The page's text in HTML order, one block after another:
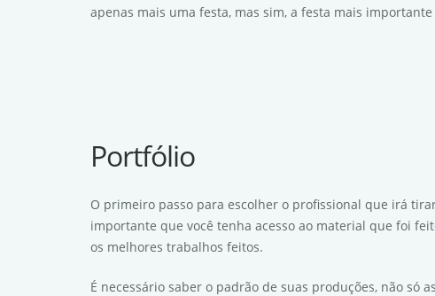
apenas mais uma festa, mas sim, a festa mais
Portfólio
O primeiro passo para escolher o profissional que irá
importante que você tenha acesso ao material que foi
os melhores trabalhos feitos.
É necessário saber o padrão de suas produções, não só